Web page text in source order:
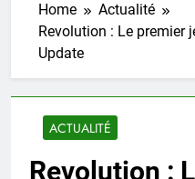
Home
Actualité
Revolution : Le premier
Update
ACTUALITÉ
Revolution :